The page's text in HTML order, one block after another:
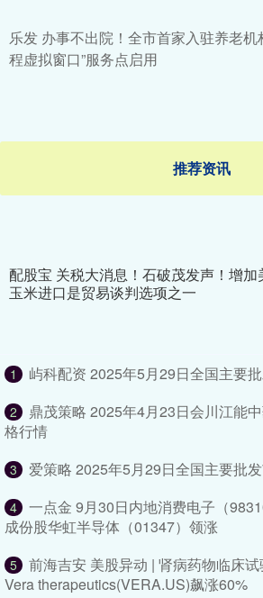
乐发 办事不出院！全市首家入驻养老机
程虚拟窗口”服务点启用
推荐资讯
配股宝 关税大消息！石破茂发声！增加
玉米进口是贸易谈判选项之一
1 屿科配资 2025年5月29日全国主要
2
鼎茂策略 2025年4月23日会川江能
格行情
3 爱策略 2025年5月29日全国主要批
4
一点金 9月30日内地消费电子（
成份股华虹半导体（01347）领涨
5
前海吉安 美股异动 | 肾病药物临床
Vera therapeutics(VERA.US)飙涨60%